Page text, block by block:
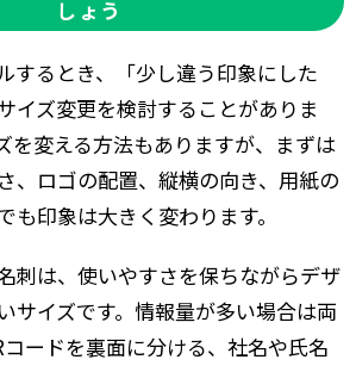
しょう
するとき、「少し違う印象にした
イズ変更を検討することがありま
を変える方法もありますが、まずは
、ロゴの配置、縦横の向き、用紙の
も印象は大きく変わります。
刺は、使いやすさを保ちながらデザ
サイズです。情報量が多い場合は両
ードを裏面に分ける、社名や氏名